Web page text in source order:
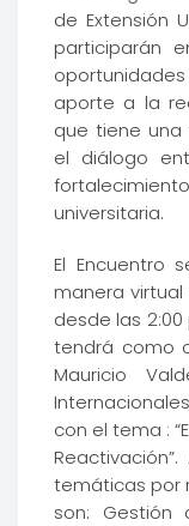
de Extensión
participarán
oportunidades
aporte a la
que tiene
el diálogo
universitaria.
El Encuentro
manera
desde las
tendrá como
Mauricio
con el tema :
temáticas por
son: Gestión